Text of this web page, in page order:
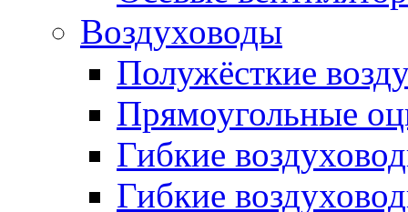
Воздуховоды
Полужёсткие
Прямоугольные
Гибкие
Гибкие